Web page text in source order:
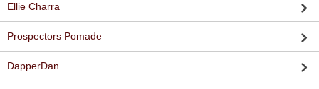
Ellie Charra
Prospectors Pomade
DapperDan